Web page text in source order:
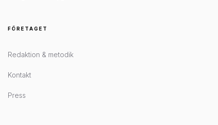
FÖRETAGET
Redaktion & metodik
Kontakt
Press